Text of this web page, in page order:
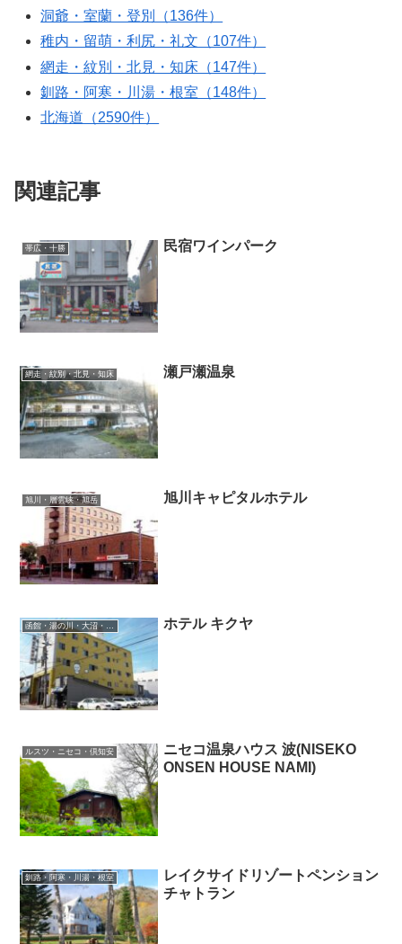
洞爺・室蘭・登別（136件）
稚内・留萌・利尻・礼文（107件）
網走・紋別・北見・知床（147件）
釧路・阿寒・川湯・根室（148件）
北海道（2590件）
関連記事
帯広・十勝 民宿ワインパーク
網走・紋別・北見・知床 瀬戸瀬温泉
旭川・層雲峡・旭岳 旭川キャピタルホテル
函館・湯の川・大沼・奥尻 ホテル キクヤ
ルスツ・ニセコ・倶知安
ニセコ温泉ハウス 波(NISEKO
ONSEN HOUSE NAMI)
釧路・阿寒・川湯・根室
レイクサイドリゾートペンション
チャトラン